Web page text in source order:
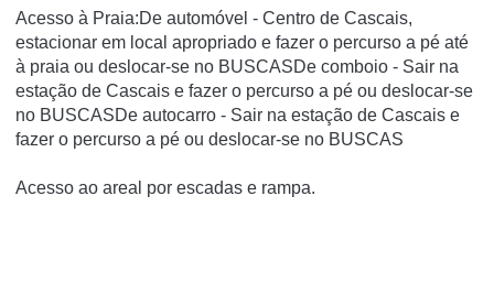
Acesso à Praia:De automóvel - Centro de Cascais,
estacionar em local apropriado e fazer o percurso a pé até
à praia ou deslocar-se no BUSCASDe comboio - Sair na
estação de Cascais e fazer o percurso a pé ou deslocar-se
no BUSCASDe autocarro - Sair na estação de Cascais e
fazer o percurso a pé ou deslocar-se no BUSCAS
Acesso ao areal por escadas e rampa.